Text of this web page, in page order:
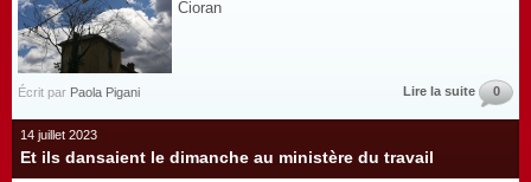
Cioran
Écrit par Paola Pigani Lire la suite 0
14 juillet 2023
Et ils dansaient le dimanche au ministère du travail